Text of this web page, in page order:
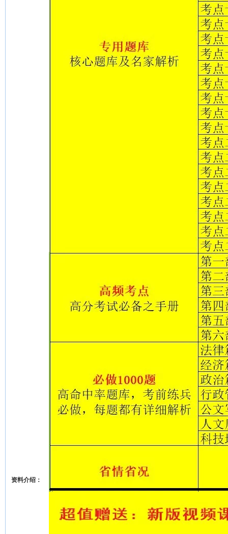
资料介绍：